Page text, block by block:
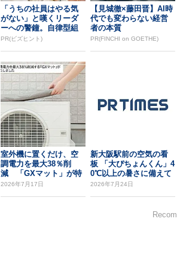
「うちの社員はやる気
がない」と嘆くリーダ
ーへの警鐘。自律型組
織をつくる前に外せな...
PR(ビズヒント)
【見城徹×藤田晋】AI時
代でも変わらない経営
者の本質
PR(FINCHI on GOETHE)
室外機に置くだけ、空
調電力を最大38％削
減 「GXマット」が特
許取得
2026年7月17日
新大阪駅前の空気の看
板 「大ぴちょんくん」4
0℃以上の暑さに備えて
新デザインの試...
2026年7月24日